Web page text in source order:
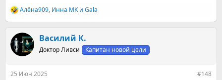
Р
е
к
ц
и
Алёна909, Инна MKи Gala
Василий К.
Доктор Ливси Капитан новой цели
25 Июн 2025 #148